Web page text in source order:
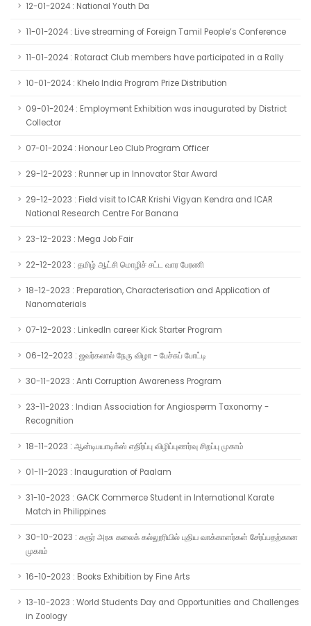
12-01-2024 : National Youth Da
11-01-2024 : Live streaming of Foreign Tamil People’s Conference
11-01-2024 : Rotaract Club members have participated in a Rally
10-01-2024 : Khelo India Program Prize Distribution
09-01-2024 : Employment Exhibition was inaugurated by District
Collector
07-01-2024 : Honour Leo Club Program Officer
29-12-2023 : Runner up in Innovator Star Award
29-12-2023 : Field visit to ICAR Krishi Vigyan Kendra and ICAR
National Research Centre For Banana
23-12-2023 : Mega Job Fair
22-12-2023 : தமிழ் ஆட்சி மொழிச் சட்ட வார பேரணி
18-12-2023 : Preparation, Characterisation and Application of
Nanomaterials
07-12-2023 : LinkedIn career Kick Starter Program
06-12-2023 : ஜவர்கலால் நேரு விழா - பேச்சுப் போட்டி
30-11-2023 : Anti Corruption Awareness Program
23-11-2023 : Indian Association for Angiosperm Taxonomy -
Recognition
18-11-2023 : ஆன்டிபயாடிக்ஸ் எதிர்ப்பு விழிப்புணர்வு சிறப்பு முகாம்
01-11-2023 : Inauguration of Paalam
31-10-2023 : GACK Commerce Student in International Karate
Match in Philippines
30-10-2023 : கரூர் அரசு கலைக் கல்லூரியில் புதிய வாக்காளர்கள் சேர்ப்பதற்கான
முகாம்
16-10-2023 : Books Exhibition by Fine Arts
13-10-2023 : World Students Day and Opportunities and Challenges
in Zoology